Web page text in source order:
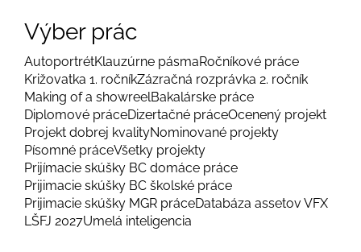
Výber prác
AutoportrétKlauzúrne pásmaRočníkové práce
Križovatka 1. ročníkZázračná rozprávka 2. ročník
Making of a showreelBakalárske práce
Diplomové práceDizertačné práceOcenený projekt
Projekt dobrej kvalityNominované projekty
Písomné práceVšetky projekty
Prijímacie skúšky BC domáce práce
Prijimacie skúšky BC školské práce
Prijimacie skúšky MGR práceDatabáza assetov VFX
LŠFJ 2027Umelá inteligencia